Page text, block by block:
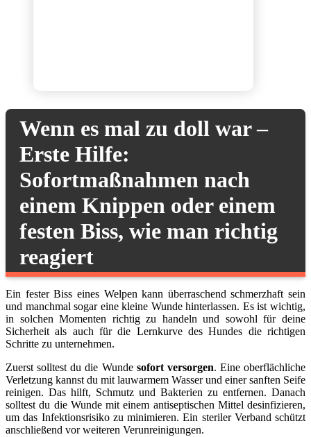
Wenn es mal zu doll war –
Erste Hilfe:
Sofortmaßnahmen nach
einem Knippen oder einem
festen Biss, wie man richtig
reagiert
Ein fester Biss eines Welpen kann überraschend schmerzhaft sein
und manchmal sogar eine kleine Wunde hinterlassen. Es ist wichtig,
in solchen Momenten richtig zu handeln und sowohl für deine
Sicherheit als auch für die Lernkurve des Hundes die richtigen
Schritte zu unternehmen.
Zuerst solltest du die Wunde sofort versorgen. Eine oberflächliche
Verletzung kannst du mit lauwarmem Wasser und einer sanften Seife
reinigen. Das hilft, Schmutz und Bakterien zu entfernen. Danach
solltest du die Wunde mit einem antiseptischen Mittel desinfizieren,
um das Infektionsrisiko zu minimieren. Ein steriler Verband schützt
anschließend vor weiteren Verunreinigungen.